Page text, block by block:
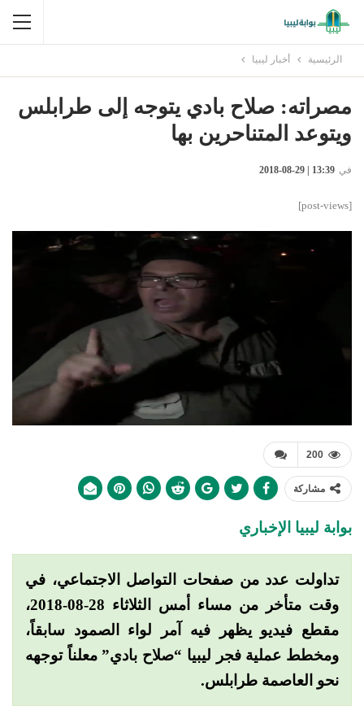
الرئيسية أخبار ليبيا
مصراته: صلاح بادي يتوجه إلى طرابلس
ويتوعد المتناحرين بها
في 13:39 | 29-08-2018
[post-views]
200
مشاركة
بوابة ليبيا الإخباري
تداولت عدد من صفحات التواصل الاجتماعي، في
وقت متأخر من مساء أمس الثلاثاء 28-08-2018،
مقطع فيديو يظهر فيه آمر لواء الصمود سابقاً،
ومخطط عملية فجر ليبيا “صلاح بادي” معلناً توجهه
نحو العاصمة طرابلس.